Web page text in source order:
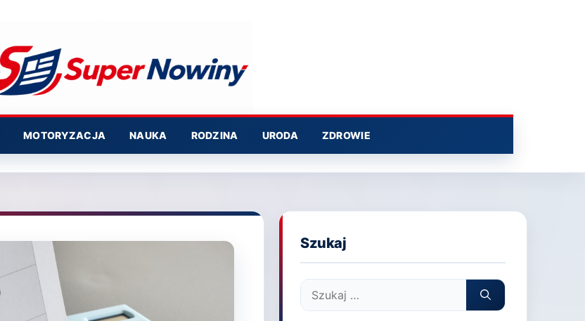
MOTORYZACJA NAUKA RODZINA URODA ZDROWIE
Szukaj
Szukaj: